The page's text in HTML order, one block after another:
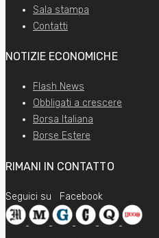
Sala stampa
Contatti
NOTIZIE ECONOMICHE
Flash News
Obbligati a crescere
Borsa Italiana
Borse Estere
RIMANI IN CONTATTO
Seguici su Facebook